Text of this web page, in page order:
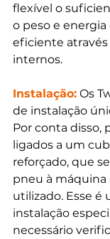
flexível o
o peso e
eficiente através
internos.
Instalação: Os
de instalação
Por conta disso,
ligados a um
reforçado, que
pneu à máquina
utilizado. Esse é
instalação
necessário